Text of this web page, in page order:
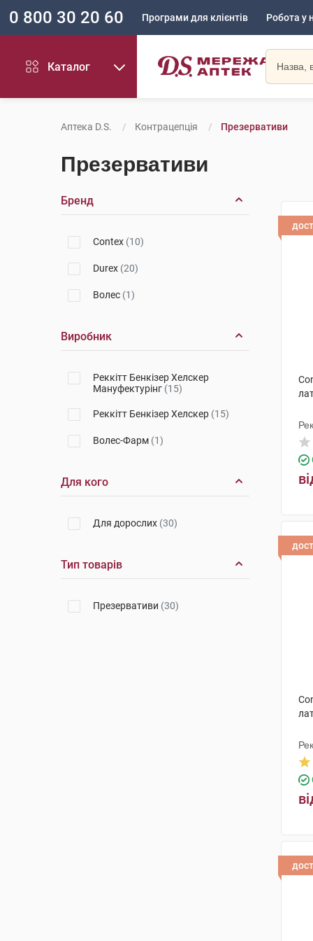
0 800 30 20 60 Програми для клієнтів Робота у
Каталог
Аптека D.S. Контрацепція Презервативи
Презервативи
Бренд
Contex (10)
Durex (20)
Волес (1)
Виробник
Реккітт Бенкізер Хелскер
Мануфектурінг (15)
Реккітт Бенкізер Хелскер (15)
Волес-Фарм (1)
Для кого
Для дорослих (30)
Тип товарів
Презервативи (30)